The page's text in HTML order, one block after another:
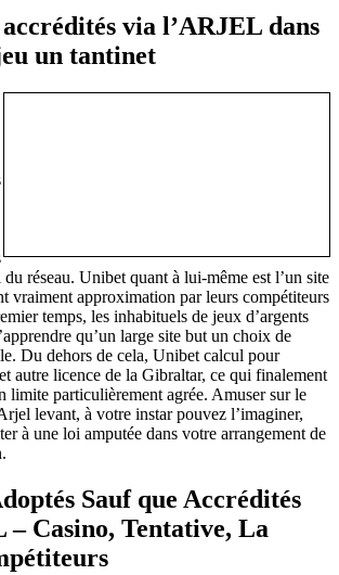
via l’ARJEL dans
un tantinet
réseau. Unibet quant à lui-même est l’un site
vraiment approximation par leurs compétiteurs
temps, les inhabituels de jeux d’argents
qu’un large site but un choix de
Du dehors de cela, Unibet calcul pour
autre licence de la Gibraltar, ce qui finalement
limite particulièrement agrée. Amuser sur le
levant, à votre instar pouvez l’imaginer,
à une loi amputée dans votre arrangement de
Sauf que Accrédités
– Casino, Tentative, La